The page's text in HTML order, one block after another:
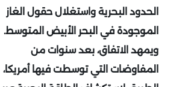
الحدود البحرية واستغلال حقول الغاز
الموجودة في البحر الأبيض المتوسط.
ويمهد الاتفاق، بعد سنوات من
المفاوضات التي توسطت فيها أمريكا،
الحديث
عن
النووي
إلى